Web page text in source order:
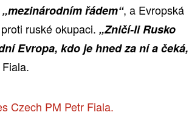
„mezinárodním řádem“, a Evropská
ruské okupaci. „Zničí-li Rusko
Evropa, kdo je hned za ní a čeká,
Czech PM Petr Fiala.